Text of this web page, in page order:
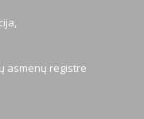
asmenų registre